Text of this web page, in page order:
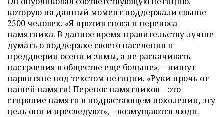
которую на данный момент поддержали свыше
2500 человек. «Я против сноса и переноса
памятника. В данное время правительству лучше
думать о поддержке своего населения в
преддверии осени и зимы, а не раскачивать
настроения в обществе еще больше», – пишут
нарвитяне под текстом петиции. «Руки прочь от
нашей памяти! Перенос памятников – это
стирание памяти в подрастающем поколении, эту
цель они и преследуют», – возмущаются люди.